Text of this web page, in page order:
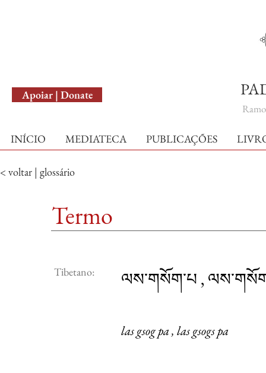
Apoiar | Donate
INÍCIO MEDIATECA PUBLICAÇÕES
< voltar | glossário
Termo
Tibetano: ལས་གསོག་པ ,
las gsog pa , las gsogs pa